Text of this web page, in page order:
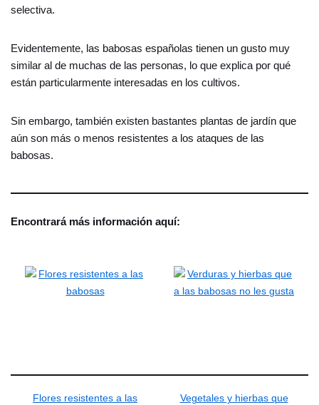
selectiva.
Evidentemente, las babosas españolas tienen un gusto muy
similar al de muchas de las personas, lo que explica por qué
están particularmente interesadas en los cultivos.
Sin embargo, también existen bastantes plantas de jardín que
aún son más o menos resistentes a los ataques de las
babosas.
Encontrará más información aquí:
Flores resistentes a las
Vegetales y hierbas que